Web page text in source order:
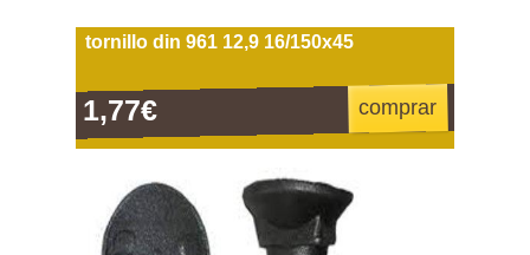
tornillo din 961 12,9 16/150x45
1,77€ comprar